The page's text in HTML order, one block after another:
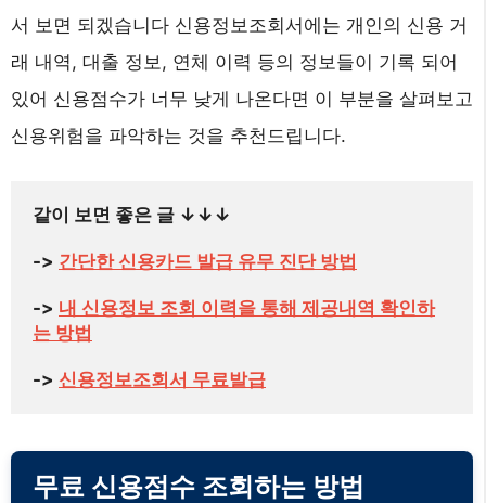
서 보면 되겠습니다 신용정보조회서에는 개인의 신용 거
래 내역, 대출 정보, 연체 이력 등의 정보들이 기록 되어
있어 신용점수가 너무 낮게 나온다면 이 부분을 살펴보고
신용위험을 파악하는 것을 추천드립니다.
같이 보면 좋은 글 ↓ ↓ ↓
-> 간단한 신용카드 발급 유무 진단 방법
-> 내 신용정보 조회 이력을 통해 제공내역 확인하
는 방법
-> 신용정보조회서 무료발급
무료 신용점수 조회하는 방법